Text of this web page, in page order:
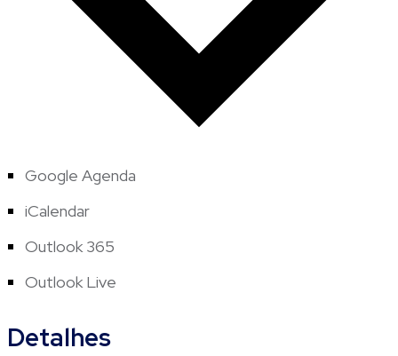
Google Agenda
iCalendar
Outlook 365
Outlook Live
Detalhes